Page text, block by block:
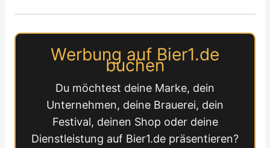
Werbung auf Bier1.de
buchen
Du möchtest deine Marke, dein
Unternehmen, deine Brauerei, dein
Festival, deinen Shop oder deine
Dienstleistung auf Bier1.de präsentieren?